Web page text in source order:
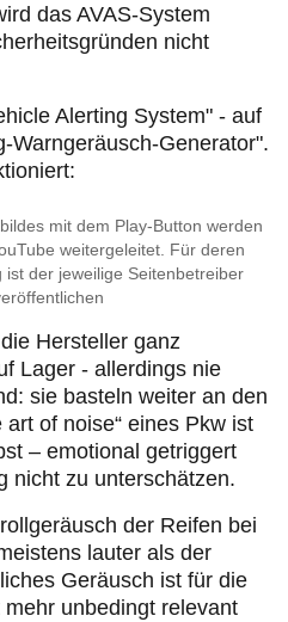
das AVAS-System
nicht
Alerting System" - auf
Warngeräusch-Generator".
mit dem Play-Button werden
weitergeleitet. Für deren
ist der jeweilige Seitenbetreiber
Hersteller ganz
Lager - allerdings nie
sie basteln weiter an den
art of noise“ eines Pkw ist
– emotional getriggert
nicht zu unterschätzen.
der Reifen bei
lauter als der
Geräusch ist für die
unbedingt relevant